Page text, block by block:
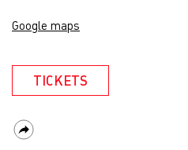
Google maps
TICKETS